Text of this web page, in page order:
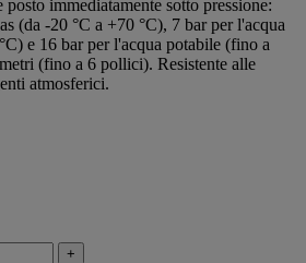
posto immediatamente sotto pressione:
(da -20 °C a +70 °C), 7 bar per l'acqua
e 16 bar per l'acqua potabile (fino a
(fino a 6 pollici). Resistente alle
atmosferici.
+